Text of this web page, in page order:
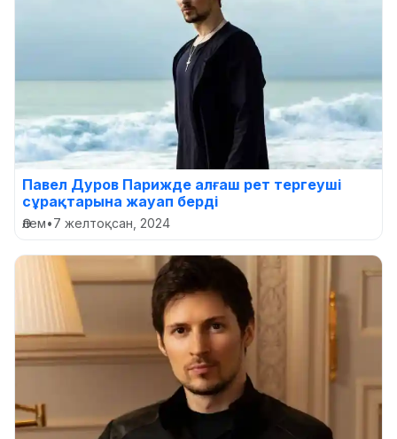
Павел Дуров Парижде алғаш рет тергеуші
сұрақтарына жауап берді
Әлем•7 желтоқсан, 2024